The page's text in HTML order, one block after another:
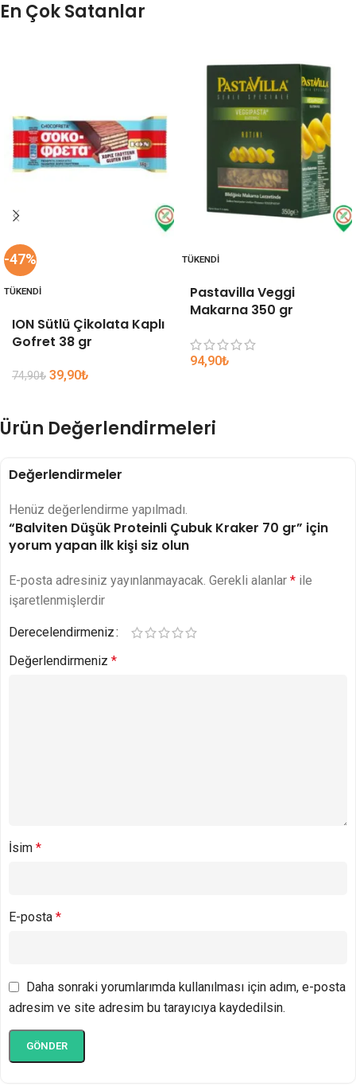
En Çok Satanlar
-47%
TÜKENDI
ION Sütlü Çikolata Kaplı
Gofret 38 gr
74,90₺ 39,90₺
TÜKENDI
Pastavilla Veggi
Makarna 350 gr
94,90₺
Ürün Değerlendirmeleri
Değerlendirmeler
Henüz değerlendirme yapılmadı.
“Balviten Düşük Proteinli Çubuk Kraker 70 gr” için
yorum yapan ilk kişi siz olun
E-posta adresiniz yayınlanmayacak. Gerekli alanlar * ile
işaretlenmişlerdir
Derecelendirmeniz
Değerlendirmeniz *
İsim *
E-posta *
Daha sonraki yorumlarımda kullanılması için adım, e-posta
adresim ve site adresim bu tarayıcıya kaydedilsin.